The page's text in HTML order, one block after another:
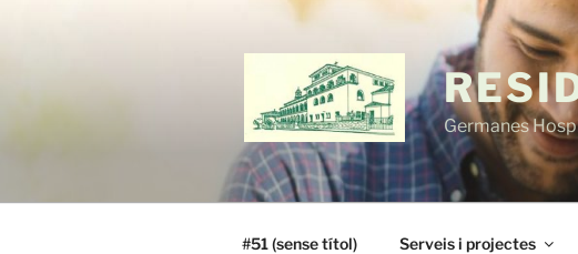
Germanes
#51 (sense títol) Serveis i projectes